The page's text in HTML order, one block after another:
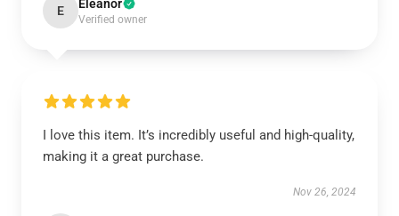
E Eleanor
Verified owner
I love this item. It’s incredibly useful and high-quality,
making it a great purchase.
Nov 26, 2024